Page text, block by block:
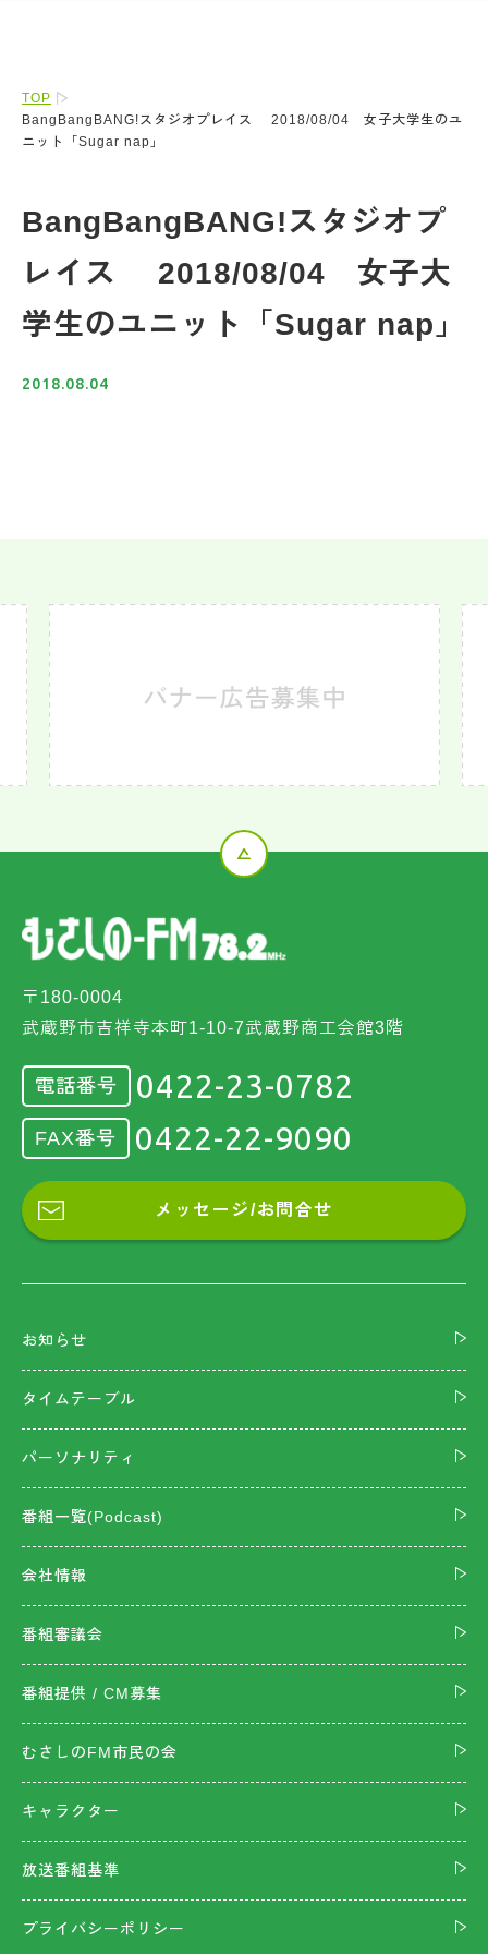
TOP
BangBangBANG!スタジオプレイス 2018/08/04 女子大学生のユ
ニット「Sugar nap」
BangBangBANG!スタジオプ
レイス 2018/08/04 女子大
学生のユニット「Sugar nap」
2018.08.04
〒180-0004
武蔵野市吉祥寺本町1-10-7武蔵野商工会館3階
電話番号 0422-23-0782
FAX番号 0422-22-9090
メッセージ/お問合せ
お知らせ
タイムテーブル
パーソナリティ
番組一覧(Podcast)
会社情報
番組審議会
番組提供 / CM募集
むさしのFM市民の会
キャラクター
放送番組基準
プライバシーポリシー